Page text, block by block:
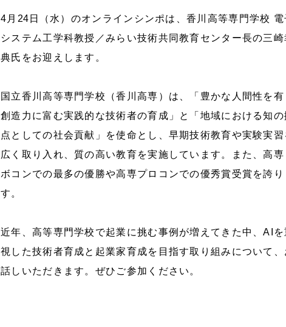
4月 24 日（水）のオンラインシンポは、香川高等専門学校
システム工学科教授／みらい技術共同教育センター長の三
典氏をお迎えします。
国立香川高等専門学校（香川高専）は、「豊かな人間性を
創造力に富む実践的な技術者の育成」と「地域における知の
点としての社会貢献」を使命とし、早期技術教育や実験実
広く取り入れ、質の高い教育を実施しています。また、高
ボコンでの最多の優勝や高専プロコンでの優秀賞受賞を誇り
す。
近年、高等専門学校で起業に挑む事例が増えてきた中、AI
視した技術者育成と起業家育成を目指す取り組みについて、
話しいただきます。ぜひご参加ください。